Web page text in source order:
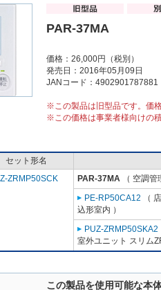
PAR-37MA
価格：26,000円（税別）
発売日：2016年05月09日
JANコード：4902901787881
※この製品は旧型品です。価
※この価格は事業者様向けの
セット形名
ZRMP50SCK
PAR-37MA （ 空調管
PE-RP50CA12 （
込形室内 ）
PUZ-ZRMP50SKA2
室外ユニット スリム
この製品を使用可能な本